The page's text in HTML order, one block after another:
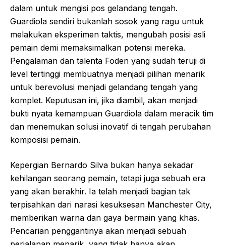
dalam untuk mengisi pos gelandang tengah.
Guardiola sendiri bukanlah sosok yang ragu untuk
melakukan eksperimen taktis, mengubah posisi asli
pemain demi memaksimalkan potensi mereka.
Pengalaman dan talenta Foden yang sudah teruji di
level tertinggi membuatnya menjadi pilihan menarik
untuk berevolusi menjadi gelandang tengah yang
komplet. Keputusan ini, jika diambil, akan menjadi
bukti nyata kemampuan Guardiola dalam meracik tim
dan menemukan solusi inovatif di tengah perubahan
komposisi pemain.
Kepergian Bernardo Silva bukan hanya sekadar
kehilangan seorang pemain, tetapi juga sebuah era
yang akan berakhir. Ia telah menjadi bagian tak
terpisahkan dari narasi kesuksesan Manchester City,
memberikan warna dan gaya bermain yang khas.
Pencarian penggantinya akan menjadi sebuah